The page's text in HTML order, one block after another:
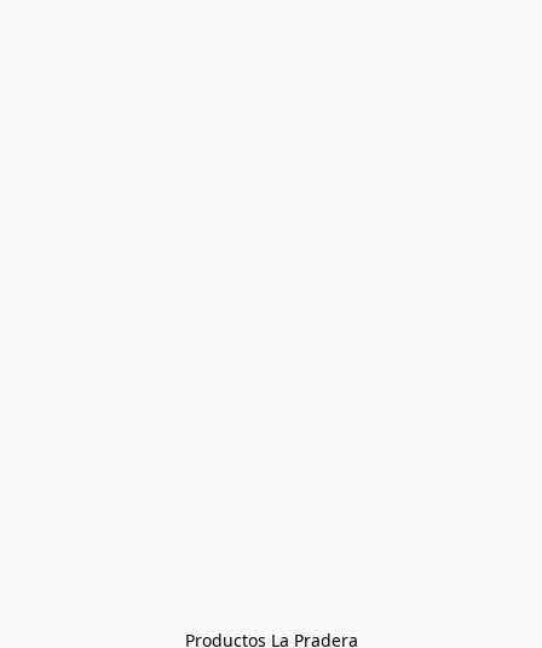
Productos La Pradera